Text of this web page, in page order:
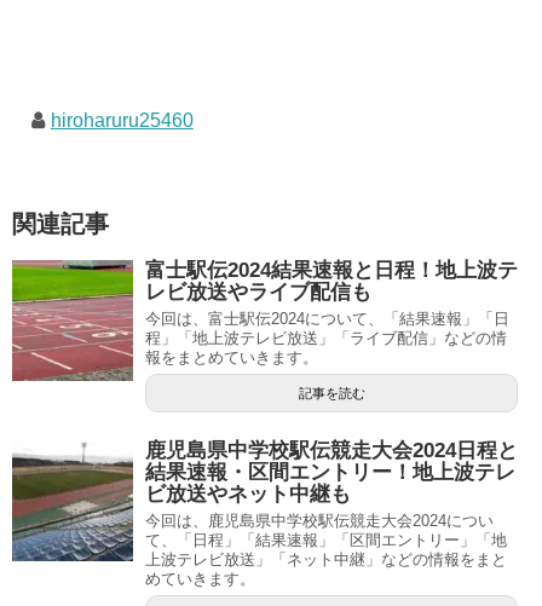
hiroharuru25460
関連記事
富士駅伝2024結果速報と日程！地上波テ
レビ放送やライブ配信も
今回は、富士駅伝2024について、「結果速報」「日
程」「地上波テレビ放送」「ライブ配信」などの情
報をまとめていきます。
記事を読む
鹿児島県中学校駅伝競走大会2024日程と
結果速報・区間エントリー！地上波テレ
ビ放送やネット中継も
今回は、鹿児島県中学校駅伝競走大会2024につい
て、「日程」「結果速報」「区間エントリー」「地
上波テレビ放送」「ネット中継」などの情報をまと
めていきます。